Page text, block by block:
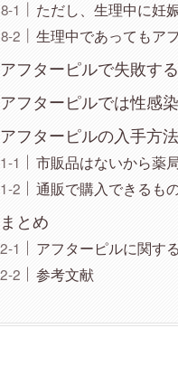
ただし、生理中に妊
生理中であってもア
アフターピルで失敗す
アフターピルでは性感
アフターピルの入手方
市販品はないから薬
通販で購入できるも
まとめ
アフターピルに関す
参考文献